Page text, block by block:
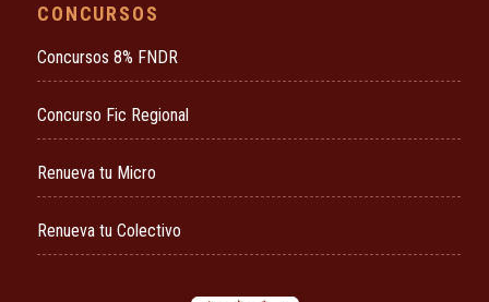
CONCURSOS
Concursos 8% FNDR
Concurso Fic Regional
Renueva tu Micro
Renueva tu Colectivo